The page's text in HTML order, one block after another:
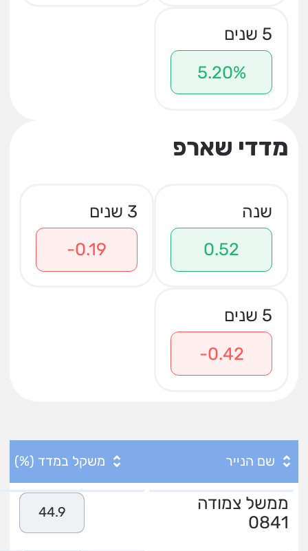
5 שנים
5.20%
מדדי שארפ
שנה
0.52
3 שנים
-0.19
5 שנים
-0.42
שם הנייר משקל במדד (%)
ממשל צמודה
0841
44.9